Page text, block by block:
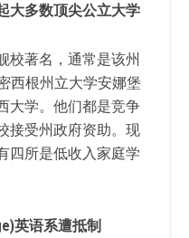
大多数顶尖公立大学
校著名，通常是该州
西根州立大学安娜堡
大学。他们都是竞争
接受州政府资助。现
四所是低收入家庭学
英语系遭抵制